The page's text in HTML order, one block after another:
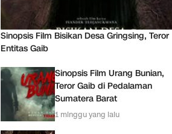
Sinopsis Film Bisikan Desa Gringsing, Teror
Entitas Gaib
Sinopsis Film Urang Bunian,
Teror Gaib di Pedalaman
Sumatera Barat
1 minggu yang lalu